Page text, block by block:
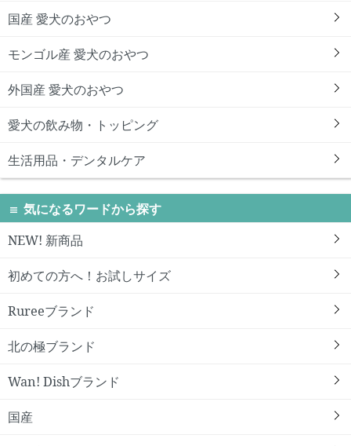
国産 愛犬のおやつ
モンゴル産 愛犬のおやつ
外国産 愛犬のおやつ
愛犬の飲み物・トッピング
生活用品・デンタルケア
気になるワードから探す
NEW! 新商品
初めての方へ！お試しサイズ
Rureeブランド
北の極ブランド
Wan! Dishブランド
国産